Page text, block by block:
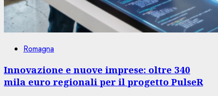
Romagna
Innovazione e nuove imprese: oltre 340
mila euro regionali per il progetto PulseR